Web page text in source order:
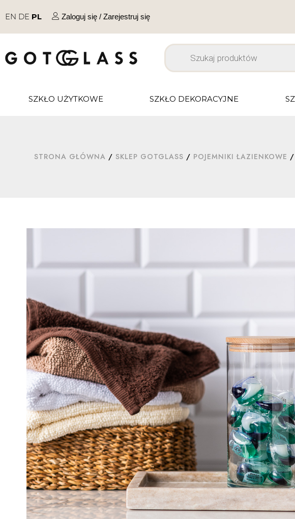
EN DE PL Zaloguj się / Zarejestruj się
SZKŁO UŻYTKOWE SZKŁO DEKORACYJNE
STRONA GŁÓWNA / SKLEP GOTGLASS / POJEMNIKI ŁAZIENKOWE /